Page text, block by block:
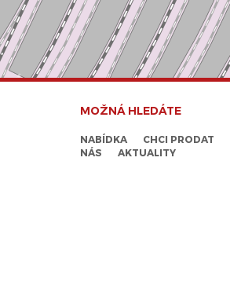
MOŽNÁ HLEDÁTE
NABÍDKA CHCI PRODAT
NÁS
AKTUALITY